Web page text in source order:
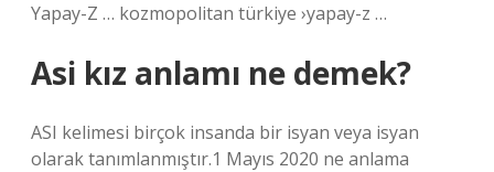
Yapay-Z … kozmopolitan türkiye ›yapay-z …
Asi kız anlamı ne demek?
ASI kelimesi birçok insanda bir isyan veya isyan
olarak tanımlanmıştır.1 Mayıs 2020 ne anlama